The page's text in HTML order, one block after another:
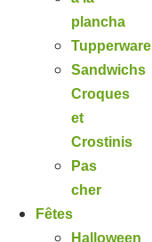
plancha
Tupperware
Sandwichs
Croques
et
Crostinis
Pas
cher
Fêtes
Halloween